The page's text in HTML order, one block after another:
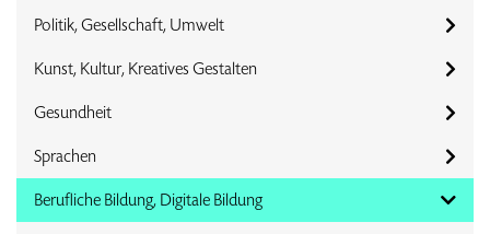
Politik, Gesellschaft, Umwelt
Kunst, Kultur, Kreatives Gestalten
Gesundheit
Sprachen
Berufliche Bildung, Digitale Bildung